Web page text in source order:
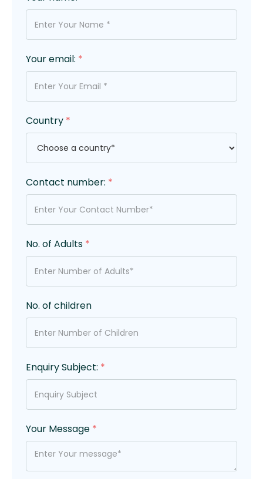
Your email: *
Country *
Contact number: *
No. of Adults *
No. of children
Enquiry Subject: *
Your Message *